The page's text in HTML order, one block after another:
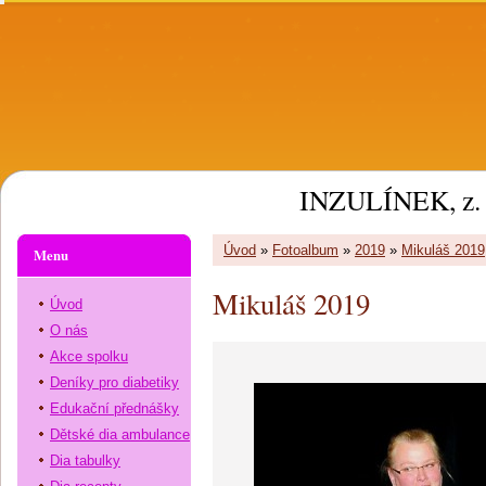
INZULÍNEK, z.
Úvod » Fotoalbum » 2019 » Mikuláš 2019
Mikuláš 2019
Menu
Úvod
O nás
Akce spolku
Deníky pro diabetiky
Edukační přednášky
Dětské dia ambulance
Dia tabulky